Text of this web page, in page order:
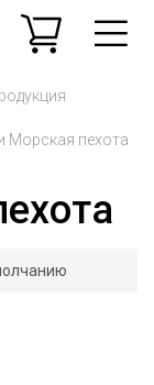
Морская пехота